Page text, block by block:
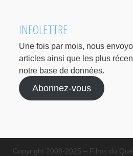
INFOLETTRE
Une fois par mois, nous
articles ainsi que les plus
notre base de données.
Abonnez-vous
Copyright 2008-2025 – Films du